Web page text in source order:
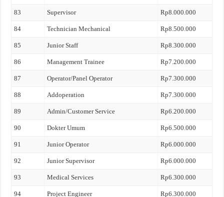
83 Supervisor Rp8.000.000
84 Technician Mechanical Rp8.500.000
85 Junior Staff Rp8.300.000
86 Management Trainee Rp7.200.000
87 Operator/Panel Operator Rp7.300.000
88 Addoperation Rp7.300.000
89 Admin/Customer Service Rp6.200.000
90 Dokter Umum Rp6.500.000
91 Junior Operator Rp6.000.000
92 Junior Supervisor Rp6.000.000
93 Medical Services Rp6.300.000
94 Project Engineer Rp6.300.000